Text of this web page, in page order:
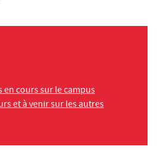
cours sur le campus
et à venir sur les autres